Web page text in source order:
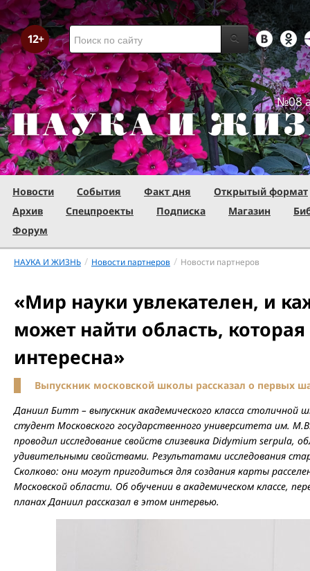
№08
Новости События Факт дня
Открытый формат
Архив
Спецпроекты Подписка Магазин
Форум
НАУКА И ЖИЗНЬ / Новости партнеров / Новости партнеров
«Мир науки увлекателен, и
может найти область,
интересна»
Выпускник московской школы рассказал о первых
Даниил Битт – выпускник академического класса столичной
студент Московского государственного университета им.
проводил исследование свойств слизевика Didymium serpula,
удивительными свойствами. Результатами исследования
Сколково: они могут пригодиться для создания карты
Московской области. Об обучении в академическом классе,
планах Даниил рассказал в этом интервью.